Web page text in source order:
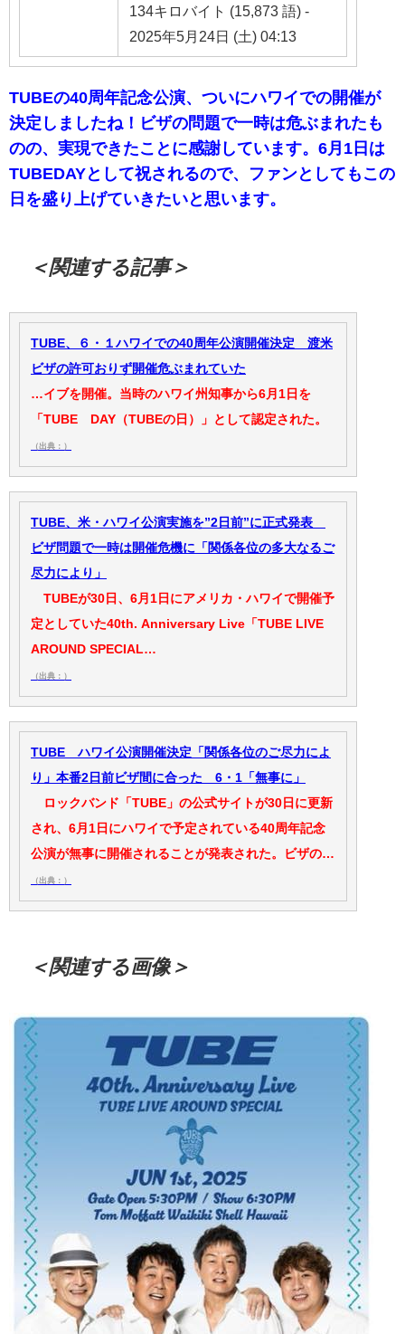
134キロバイト (15,873 語) -
2025年5月24日 (土) 04:13
TUBEの40周年記念公演、ついにハワイでの開催が
決定しましたね！ビザの問題で一時は危ぶまれたも
のの、実現できたことに感謝しています。6月1日は
TUBEDAYとして祝されるので、ファンとしてもこの
日を盛り上げていきたいと思います。
＜関連する記事＞
TUBE、６・１ハワイでの40周年公演開催決定 渡米
ビザの許可おりず開催危ぶまれていた
…イブを開催。当時のハワイ州知事から6月1日を
「TUBE DAY（TUBEの日）」として認定された。
（出典：）
TUBE、米・ハワイ公演実施を”2日前”に正式発表
ビザ問題で一時は開催危機に「関係各位の多大なるご
尽力により」
TUBEが30日、6月1日にアメリカ・ハワイで開催予
定としていた40th. Anniversary Live「TUBE LIVE
AROUND SPECIAL…
（出典：）
TUBE ハワイ公演開催決定「関係各位のご尽力によ
り」本番2日前ビザ間に合った 6・1「無事に」
ロックバンド「TUBE」の公式サイトが30日に更新
され、6月1日にハワイで予定されている40周年記念
公演が無事に開催されることが発表された。ビザの…
（出典：）
＜関連する画像＞